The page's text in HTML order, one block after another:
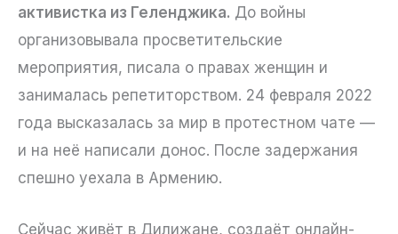
активистка из Геленджика. До войны
организовывала просветительские
мероприятия, писала о правах женщин и
занималась репетиторством. 24 февраля 2022
года высказалась за мир в протестном чате —
и на неё написали донос. После задержания
спешно уехала в Армению.
Сейчас живёт в Дилижане, создаёт онлайн-